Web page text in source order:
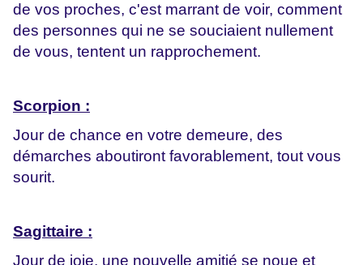
de vos proches, c'est marrant de voir, comment
des personnes qui ne se souciaient nullement
de vous, tentent un rapprochement.
Scorpion :
Jour de chance en votre demeure, des
démarches aboutiront favorablement, tout vous
sourit.
Sagittaire :
Jour de joie, une nouvelle amitié se noue et